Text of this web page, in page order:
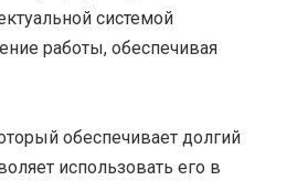
системой
работы, обеспечивая
обеспечивает долгий
использовать его в